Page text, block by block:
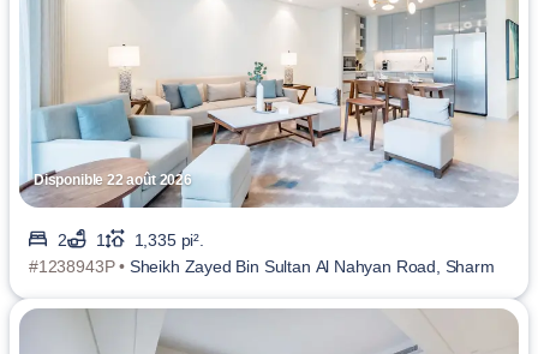
Disponible 22 août 2026
2 1
1,335 pi².
#1238943P • Sheikh Zayed Bin Sultan Al Nahyan Road, Sharm